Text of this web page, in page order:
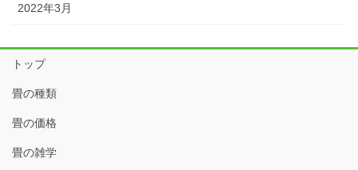
2022年3月
トップ
畳の種類
畳の価格
畳の雑学